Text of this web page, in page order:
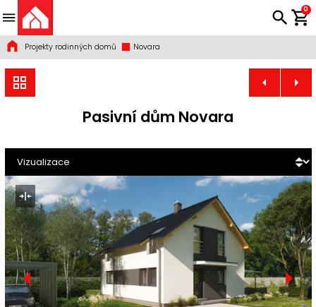
0
Projekty rodinných domů Novara
Pasivní dům Novara